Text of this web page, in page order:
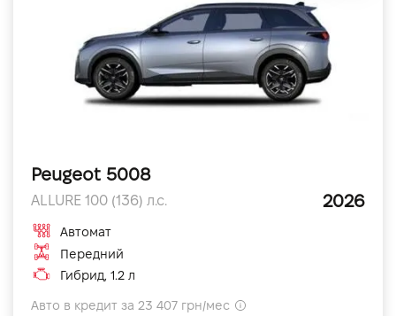
Peugeot 5008
ALLURE 100 (136) л.с. 2026
Автомат
Передний
Гибрид, 1.2 л
Авто в кредит за 23 407 грн/мес